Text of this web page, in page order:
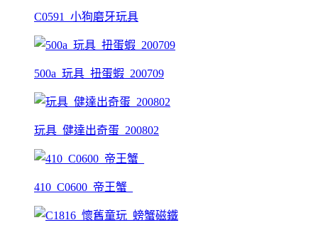
C0591_小狗磨牙玩具
500a_玩具_扭蛋蝦_200709
玩具_健達出奇蛋_200802
410_C0600_帝王蟹_